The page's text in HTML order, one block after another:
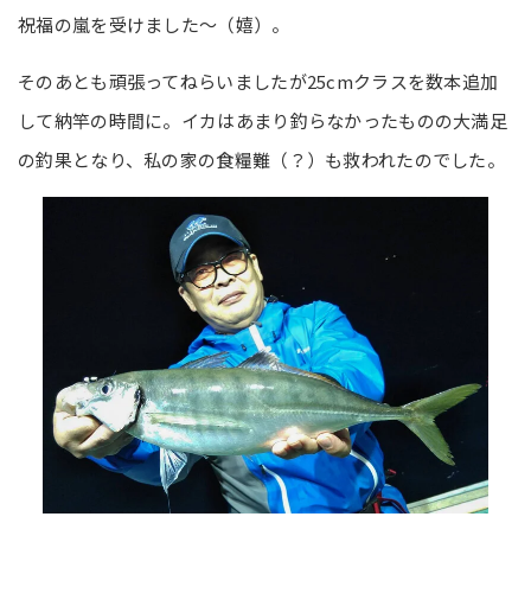
祝福の嵐を受けました～（嬉）。
そのあとも頑張ってねらいましたが25cmクラスを数本追加
して納竿の時間に。イカはあまり釣らなかったものの大満足
の釣果となり、私の家の食糧難（？）も救われたのでした。